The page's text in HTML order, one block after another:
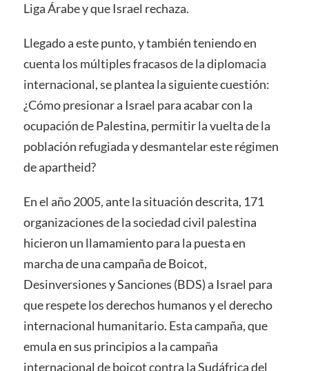
Liga Árabe y que Israel rechaza.
Llegado a este punto, y también teniendo en
cuenta los múltiples fracasos de la diplomacia
internacional, se plantea la siguiente cuestión:
¿Cómo presionar a Israel para acabar con la
ocupación de Palestina, permitir la vuelta de la
población refugiada y desmantelar este régimen
de apartheid?
En el año 2005, ante la situación descrita, 171
organizaciones de la sociedad civil palestina
hicieron un llamamiento para la puesta en
marcha de una campaña de Boicot,
Desinversiones y Sanciones (BDS) a Israel para
que respete los derechos humanos y el derecho
internacional humanitario. Esta campaña, que
emula en sus principios a la campaña
internacional de boicot contra la Sudáfrica del